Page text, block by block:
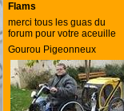
Flams
merci tous les guas du
forum pour votre aceuille
Gourou Pigeonneux